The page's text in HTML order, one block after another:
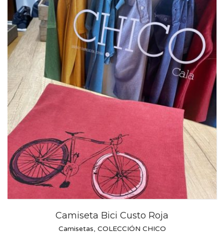
Camiseta Bici Custo Roja
Camisetas, COLECCIÓN CHICO